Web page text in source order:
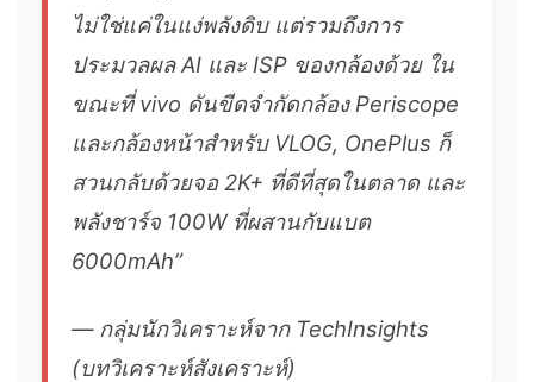
ไม่ใช่แค่ในแง่พลังดิบ แต่รวมถึงการ
ประมวลผล AI และ ISP ของกล้องด้วย ใน
ขณะที่ vivo ดันขีดจำกัดกล้อง Periscope
และกล้องหน้าสำหรับ VLOG, OnePlus ก็
สวนกลับด้วยจอ 2K+ ที่ดีที่สุดในตลาด และ
พลังชาร์จ 100W ที่ผสานกับแบต
6000mAh”
— กลุ่มนักวิเคราะห์จาก TechInsights
(บทวิเคราะห์สังเคราะห์)